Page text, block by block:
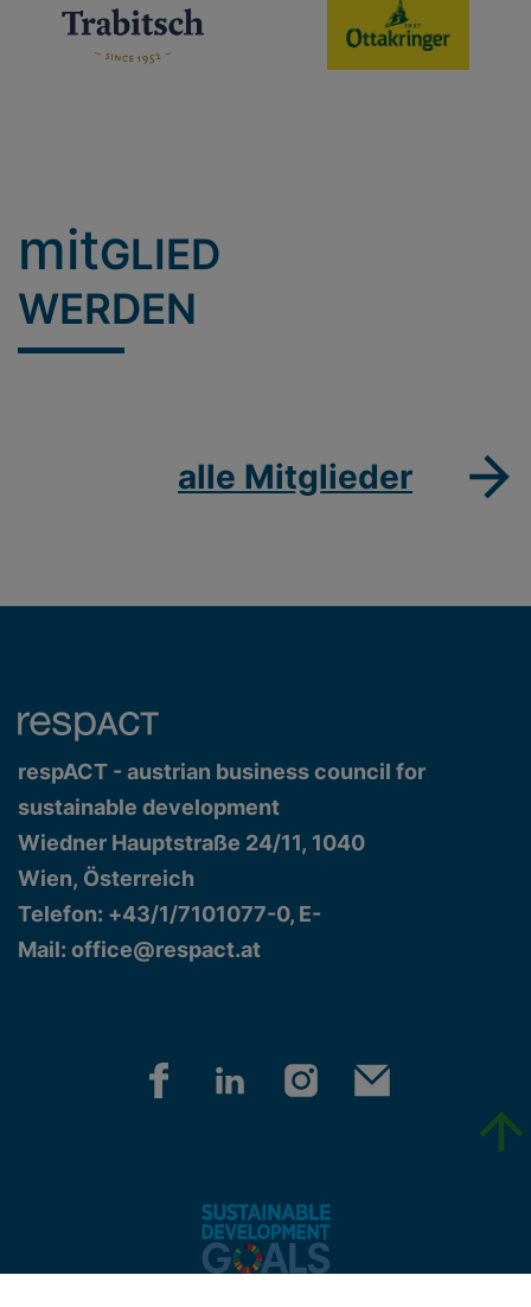
mitGLIED
WERDEN
alle Mitglieder
respACT - austrian business council for
sustainable development
Wiedner Hauptstraße 24/11, 1040
Wien, Österreich
Telefon: +43/1/7101077-0, E-
Mail: office@respact.at